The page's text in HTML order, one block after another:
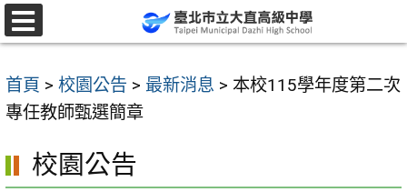
跳
至
要
內
區
首頁 > 校園公告 > 最新消息 > 本校115學年度第二次
專任教師甄選簡章
校園公告
選
單